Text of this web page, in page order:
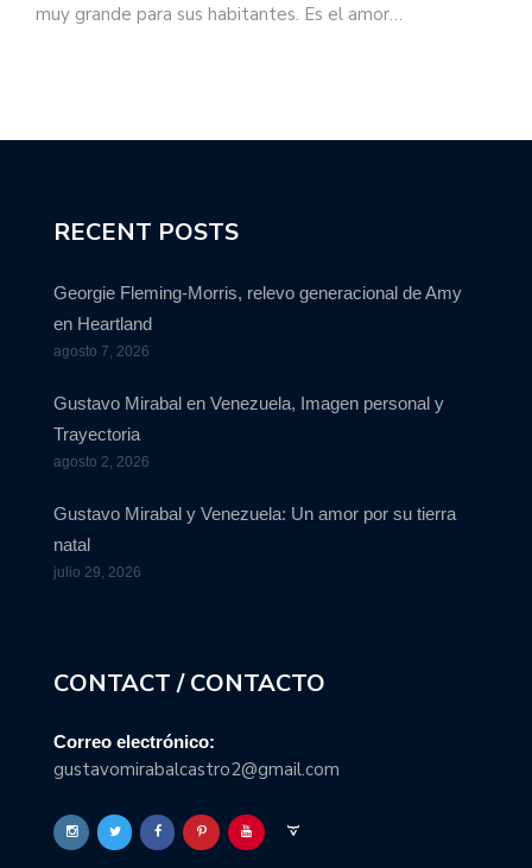
muy grande para sus habitantes. Es el amor…
RECENT POSTS
Georgie Fleming-Morris, relevo generacional de Amy
en Heartland
agosto 7, 2026
Gustavo Mirabal en Venezuela, Imagen personal y
Trayectoria
agosto 2, 2026
Gustavo Mirabal y Venezuela: Un amor por su tierra
natal
julio 29, 2026
CONTACT / CONTACTO
Correo electrónico:
gustavomirabalcastro2@gmail.com